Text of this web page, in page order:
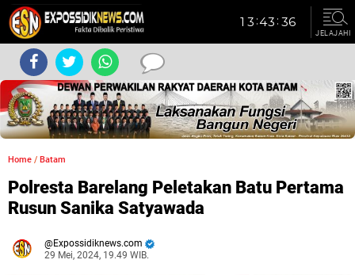
JELAJAHI
Home / Batam
Polresta Barelang Peletakan Batu Pertama
Rusun Sanika Satyawada
Expossidiknews.com
29 Mei, 2024, 19.49 WIB.